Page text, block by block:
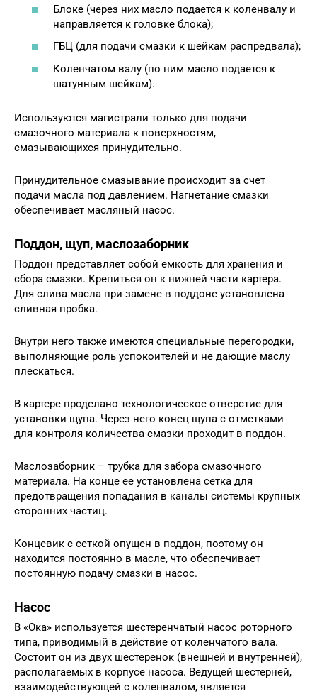
Блоке (через них масло подается к коленвалу и
направляется к головке блока);
ГБЦ (для подачи смазки к шейкам распредвала);
Коленчатом валу (по ним масло подается к
шатунным шейкам).
Используются магистрали только для подачи
смазочного материала к поверхностям,
смазывающихся принудительно.
Принудительное смазывание происходит за счет
подачи масла под давлением. Нагнетание смазки
обеспечивает масляный насос.
Поддон, щуп, маслозаборник
Поддон представляет собой емкость для хранения и
сбора смазки. Крепиться он к нижней части картера.
Для слива масла при замене в поддоне установлена
сливная пробка.
Внутри него также имеются специальные перегородки,
выполняющие роль успокоителей и не дающие маслу
плескаться.
В картере проделано технологическое отверстие для
установки щупа. Через него конец щупа с отметками
для контроля количества смазки проходит в поддон.
Маслозаборник – трубка для забора смазочного
материала. На конце ее установлена сетка для
предотвращения попадания в каналы системы крупных
сторонних частиц.
Концевик с сеткой опущен в поддон, поэтому он
находится постоянно в масле, что обеспечивает
постоянную подачу смазки в насос.
Насос
В «Ока» используется шестеренчатый насос роторного
типа, приводимый в действие от коленчатого вала.
Состоит он из двух шестеренок (внешней и внутренней),
располагаемых в корпусе насоса. Ведущей шестерней,
взаимодействующей с коленвалом, является